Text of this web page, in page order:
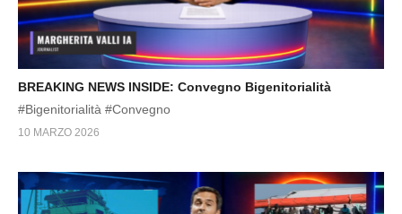
BREAKING NEWS INSIDE: Convegno Bigenitorialità
#Bigenitorialità #Convegno
10 MARZO 2026